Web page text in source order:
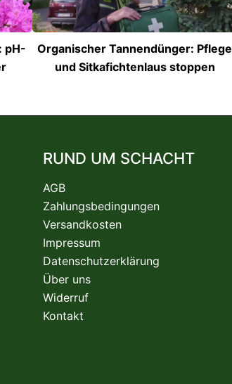
pH-
Organischer Tannendünger: Pflege
und Sitkafichtenlaus stoppen
RUND UM SCHACHT
AGB
Zahlungsbedingungen
Versandkosten
Impressum
Datenschutzerklärung
Über uns
Widerruf
Kontakt